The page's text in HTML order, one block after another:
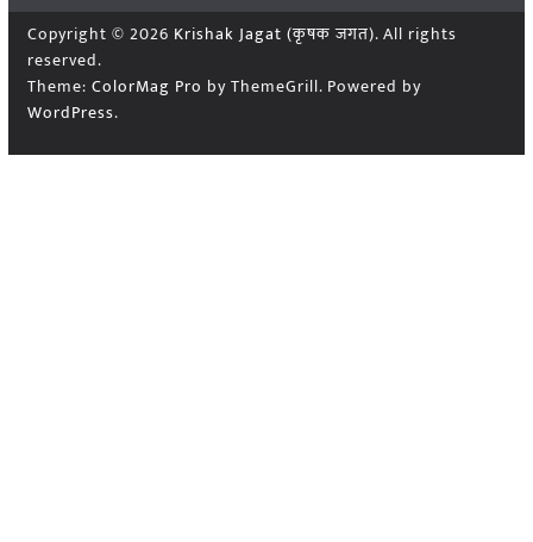
Copyright © 2026 Krishak Jagat (कृषक जगत). All rights
reserved.
Theme: ColorMag Pro by ThemeGrill. Powered by
WordPress.